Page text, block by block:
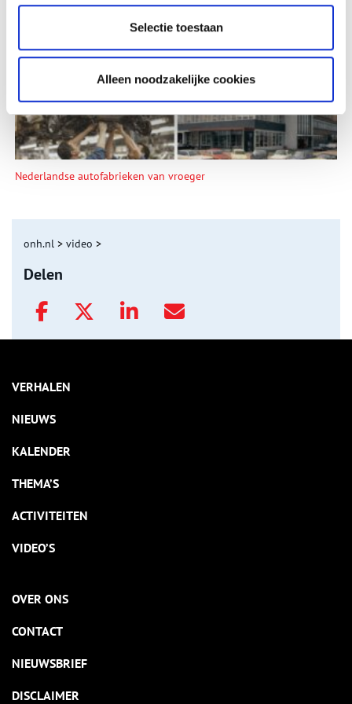
Selectie toestaan
Alleen noodzakelijke cookies
Nederlandse autofabrieken van vroeger
onh.nl > video >
Delen
VERHALEN
NIEUWS
KALENDER
THEMA’S
ACTIVITEITEN
VIDEO’S
OVER ONS
CONTACT
NIEUWSBRIEF
DISCLAIMER